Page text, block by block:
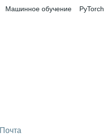
Машинное обучение PyTorch
Почта